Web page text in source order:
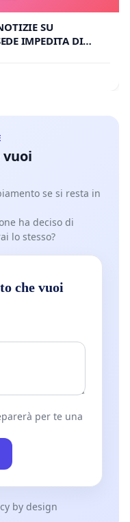
SU
IMPEDITA DI
vuoi
se si resta in
ha deciso di
lo stesso?
che vuoi
per te una
by design